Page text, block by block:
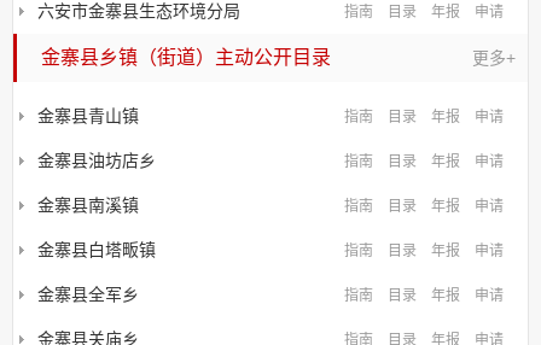
指南 目录 年报 申请
六安市金寨县生态环境分局
更多+
金寨县乡镇（街道）主动公开目录
指南 目录 年报 申请
金寨县青山镇
指南 目录 年报 申请
金寨县油坊店乡
指南 目录 年报 申请
金寨县南溪镇
指南 目录 年报 申请
金寨县白塔畈镇
指南 目录 年报 申请
金寨县全军乡
指南 目录 年报 申请
金寨县关庙乡